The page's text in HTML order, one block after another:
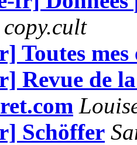
copy.cult
Toutes mes
Revue de
Schöffer